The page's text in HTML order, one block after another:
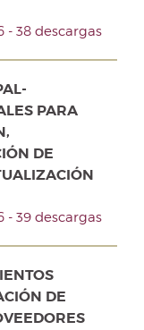
- 38 descargas
PARA
DE
- 39 descargas
DE